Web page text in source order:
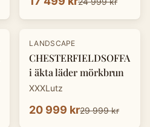
- 30%
LANDSCAPE
CHESTERFIELDSOFFA
i äkta läder mörkbrun
XXXLutz
20 999 kr29 999 kr